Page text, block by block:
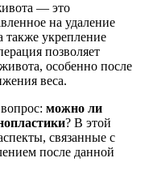
— это
на удаление
укрепление
позволяет
особенно после
веса.
можно ли
? В этой
связанные с
после данной